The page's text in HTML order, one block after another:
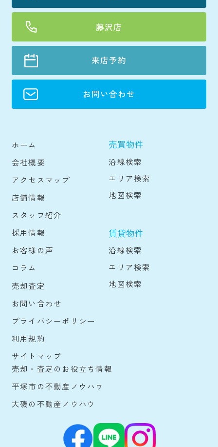
藤沢店
来店予約
お問い合わせ
ホーム
会社概要
アクセスマップ
店舗情報
スタッフ紹介
採用情報
お客様の声
コラム
売却査定
お問い合わせ
プライバシーポリシー
利用規約
サイトマップ
売買物件
沿線検索
エリア検索
地図検索
賃貸物件
沿線検索
エリア検索
地図検索
売却・査定のお役立ち情報
平塚市の不動産ノウハウ
大磯の不動産ノウハウ